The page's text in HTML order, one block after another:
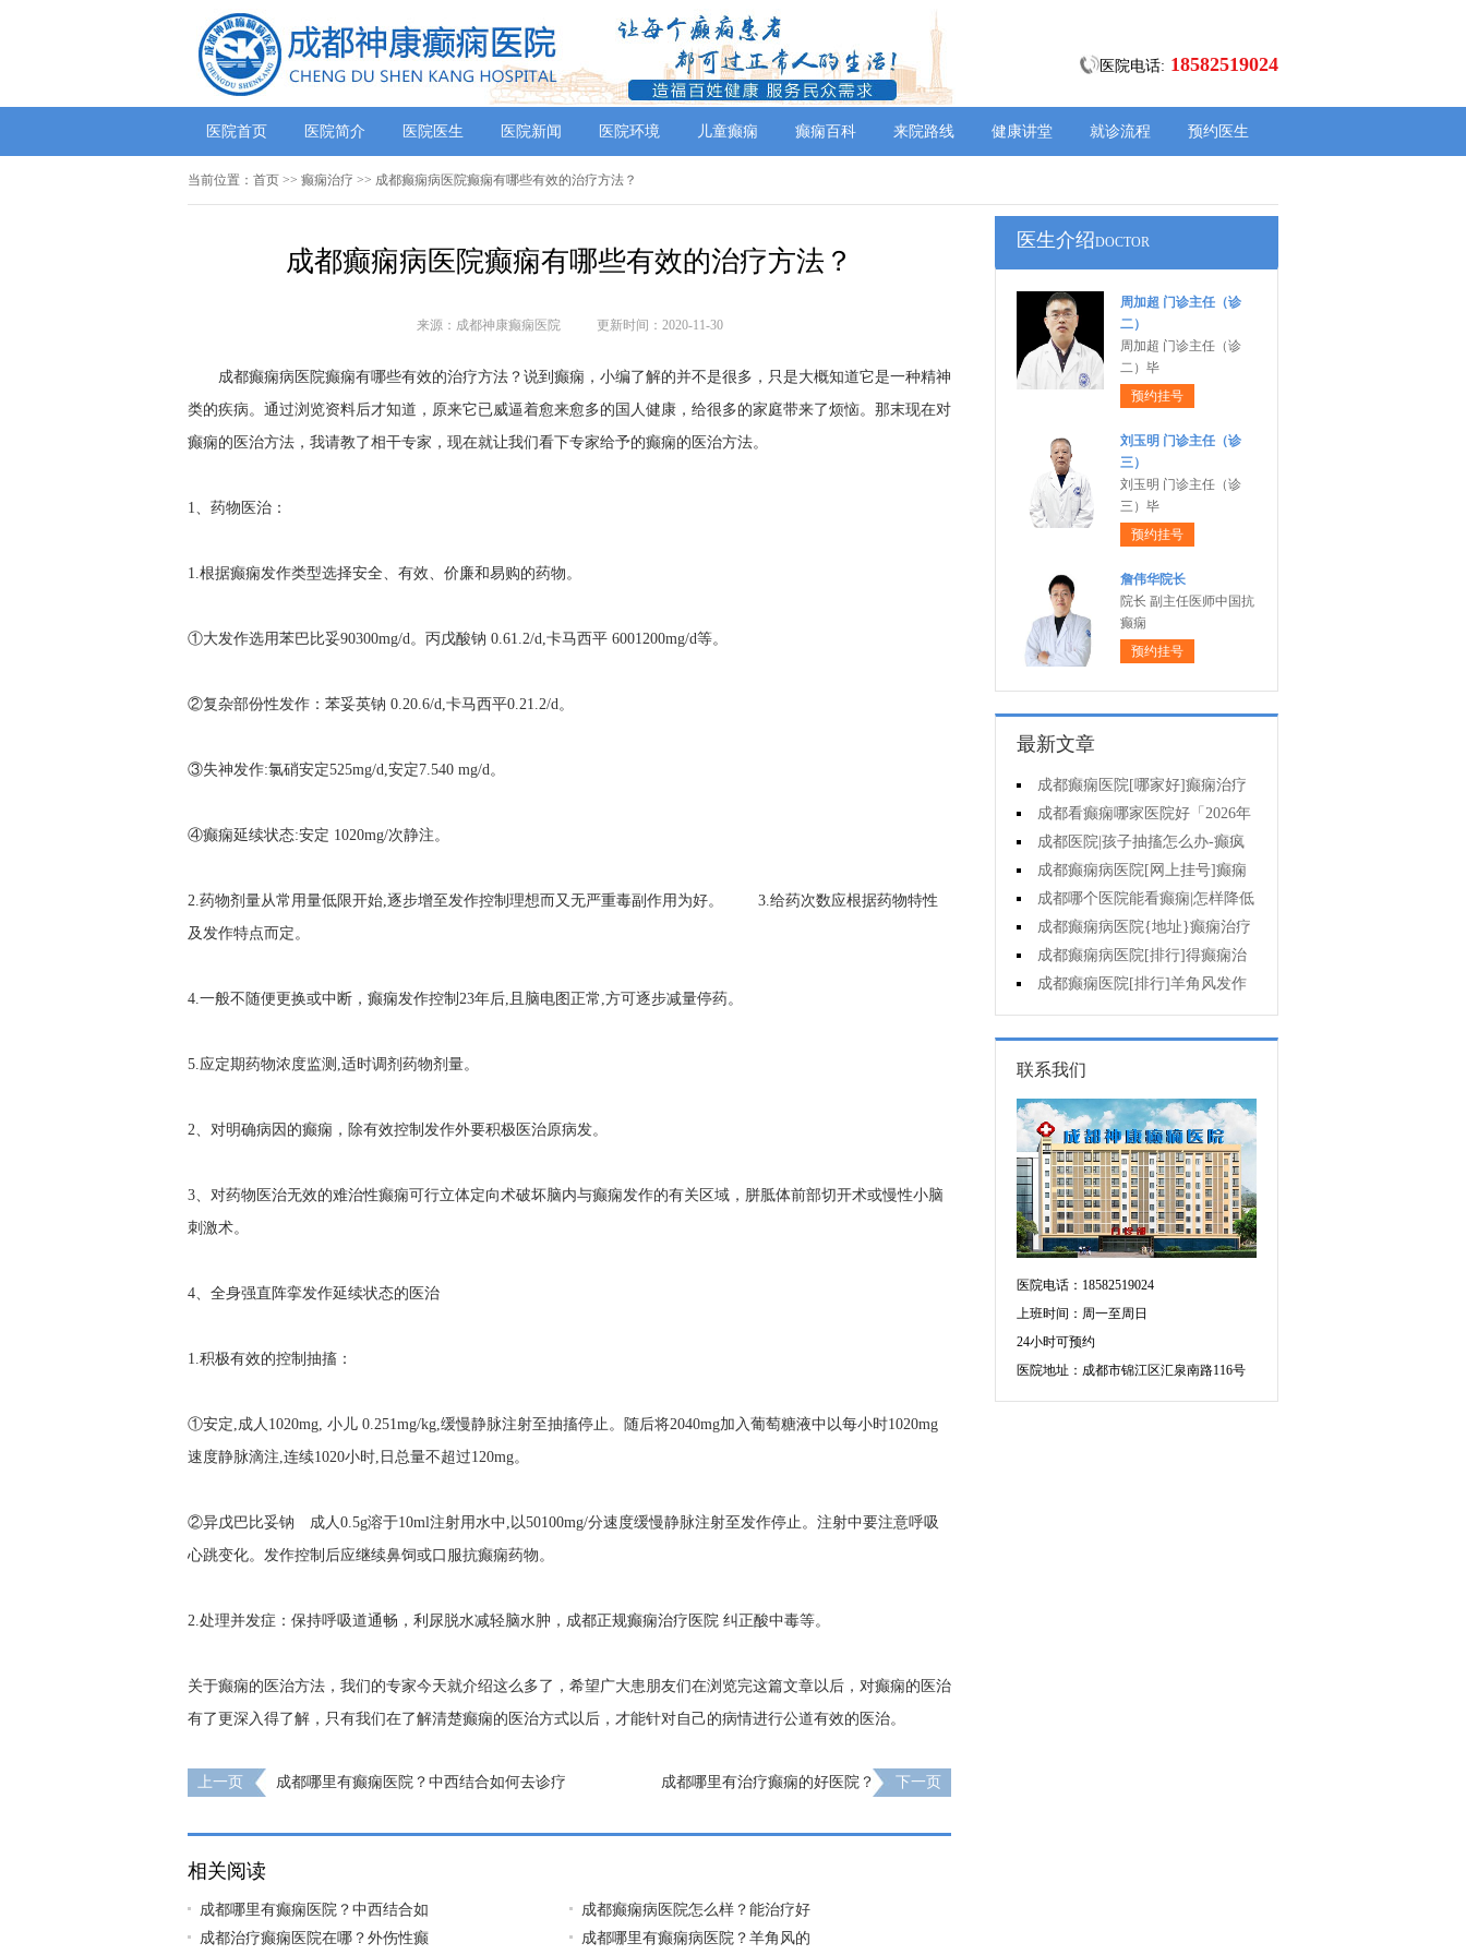
医院电话: 18582519024
医院首页 医院简介 医院医生 医院新闻 医院环境 儿童癫痫 癫痫百科 来院路线 健康讲堂 就诊流程 预约医生
当前位置： 首页 >> 癫痫治疗 >> 成都癫痫病医院癫痫有哪些有效的治疗方法？
成都癫痫病医院癫痫有哪些有效的治疗方法？
来源：成都神康癫痫医院 更新时间：2020-11-30
成都癫痫病医院癫痫有哪些有效的治疗方法？说到癫痫，小编了解的并不是很多，只是大概知道它是一种精神
类的疾病。通过浏览资料后才知道，原来它已威逼着愈来愈多的国人健康，给很多的家庭带来了烦恼。那末现在对
癫痫的医治方法，我请教了相干专家，现在就让我们看下专家给予的癫痫的医治方法。
1、药物医治：
1.根据癫痫发作类型选择安全、有效、价廉和易购的药物。
①大发作选用苯巴比妥90300mg/d。丙戊酸钠 0.61.2/d,卡马西平 6001200mg/d等。
②复杂部份性发作：苯妥英钠 0.20.6/d,卡马西平0.21.2/d。
③失神发作:氯硝安定525mg/d,安定7.540 mg/d。
④癫痫延续状态:安定 1020mg/次静注。
2.药物剂量从常用量低限开始,逐步增至发作控制理想而又无严重毒副作用为好。 3.给药次数应根据药物特性
及发作特点而定。
4.一般不随便更换或中断，癫痫发作控制23年后,且脑电图正常,方可逐步减量停药。
5.应定期药物浓度监测,适时调剂药物剂量。
2、对明确病因的癫痫，除有效控制发作外要积极医治原病发。
3、对药物医治无效的难治性癫痫可行立体定向术破坏脑内与癫痫发作的有关区域，胼胝体前部切开术或慢性小脑
刺激术。
4、全身强直阵挛发作延续状态的医治
1.积极有效的控制抽搐：
①安定,成人1020mg, 小儿 0.251mg/kg,缓慢静脉注射至抽搐停止。随后将2040mg加入葡萄糖液中以每小时1020mg
速度静脉滴注,连续1020小时,日总量不超过120mg。
②异戊巴比妥钠 成人0.5g溶于10ml注射用水中,以50100mg/分速度缓慢静脉注射至发作停止。注射中要注意呼吸
心跳变化。发作控制后应继续鼻饲或口服抗癫痫药物。
2.处理并发症：保持呼吸道通畅，利尿脱水减轻脑水肿， 成都正规癫痫治疗医院 纠正酸中毒等。
关于癫痫的医治方法，我们的专家今天就介绍这么多了，希望广大患朋友们在浏览完这篇文章以后，对癫痫的医治
有了更深入得了解，只有我们在了解清楚癫痫的医治方式以后，才能针对自己的病情进行公道有效的医治。
上一页
成都哪里有癫痫医院？中西结合如何去诊疗
成都哪里有治疗癫痫的好医院？ 下一页
相关阅读
成都哪里有癫痫医院？中西结合如
成都癫痫病医院怎么样？能治疗好
成都治疗癫痫医院在哪？外伤性癫
成都哪里有癫痫病医院？羊角风的
医生介绍DOCTOR
周加超 门诊主任（诊
二）
周加超 门诊主任（诊
二）毕
预约挂号
刘玉明 门诊主任（诊
三）
刘玉明 门诊主任（诊
三）毕
预约挂号
詹伟华院长
院长 副主任医师中国抗
癫痫
预约挂号
最新文章
成都癫痫医院[哪家好]癫痫治疗
起来很困难吗?
成都看癫痫哪家医院好「2026年
度公布」为什么有癫痫的病人容易
猝死?
成都医院|孩子抽搐怎么办-癫疯
病病人反复发作的原因是什么?
成都癫痫病医院[网上挂号]癫痫
的治疗要注意什么?
成都哪个医院能看癫痫|怎样降低
癫痫遗传风险?
成都癫痫病医院{地址}癫痫治疗
中为什么还是犯病?
成都癫痫病医院[排行]得癫痫治
不好是为什么?
成都癫痫医院[排行]羊角风发作
有哪些危害?
联系我们
医院电话：18582519024
上班时间：周一至周日
24小时可预约
医院地址：成都市锦江区汇泉南路116号